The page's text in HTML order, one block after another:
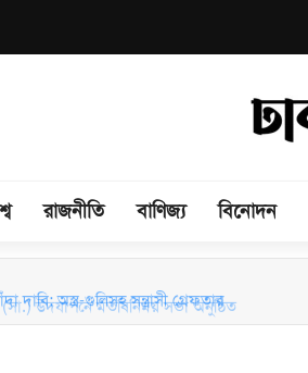
রাজনীতি বাণিজ্য বিনোদন
দাবি: অস্ত্র-গুলিসহ সন্ত্রাসী গ্রেফতার
উদযাপনে মতবিনিময় সভা অনুষ্ঠিত